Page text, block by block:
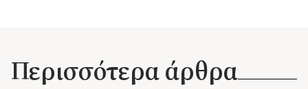
Περισσότερα άρθρα